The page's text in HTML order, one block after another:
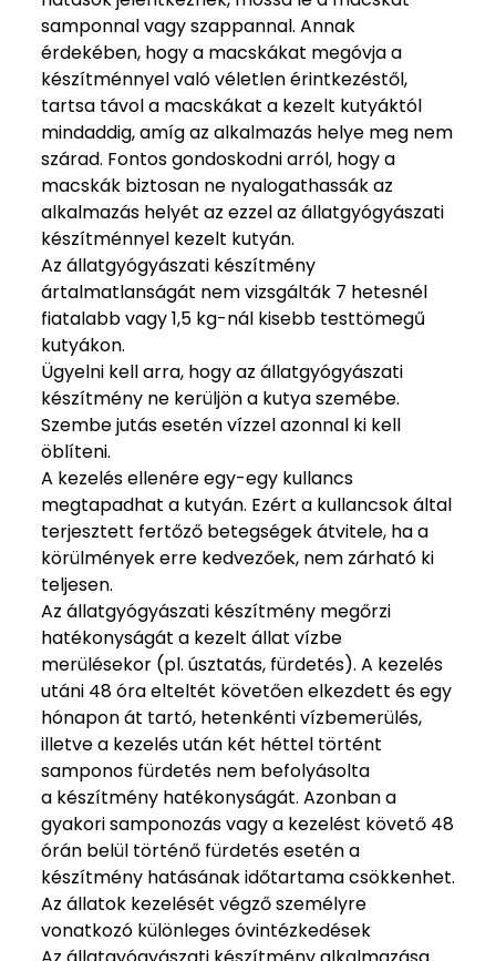
samponnal vagy szappannal. Annak
érdekében, hogy a macskákat megóvja a
készítménnyel való véletlen érintkezéstől,
tartsa távol a macskákat a kezelt kutyáktól
mindaddig, amíg az alkalmazás helye meg nem
szárad. Fontos gondoskodni arról, hogy a
macskák biztosan ne nyalogathassák az
alkalmazás helyét az ezzel az állatgyógyászati
készítménnyel kezelt kutyán.
Az állatgyógyászati készítmény
ártalmatlanságát nem vizsgálták 7 hetesnél
fiatalabb vagy 1,5 kg-nál kisebb testtömegű
kutyákon.
Ügyelni kell arra, hogy az állatgyógyászati
készítmény ne kerüljön a kutya szemébe.
Szembe jutás esetén vízzel azonnal ki kell
öblíteni.
A kezelés ellenére egy-egy kullancs
megtapadhat a kutyán. Ezért a kullancsok által
terjesztett fertőző betegségek átvitele, ha a
körülmények erre kedvezőek, nem zárható ki
teljesen.
Az állatgyógyászati készítmény megőrzi
hatékonyságát a kezelt állat vízbe
merülésekor (pl. úsztatás, fürdetés). A kezelés
utáni 48 óra elteltét követően elkezdett és egy
hónapon át tartó, hetenkénti vízbemerülés,
illetve a kezelés után két héttel történt
samponos fürdetés nem befolyásolta
a készítmény hatékonyságát. Azonban a
gyakori samponozás vagy a kezelést követő 48
órán belül történő fürdetés esetén a
készítmény hatásának időtartama csökkenhet.
Az állatok kezelését végző személyre
vonatkozó különleges óvintézkedések